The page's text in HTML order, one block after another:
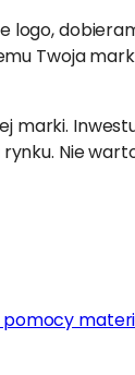
logo,
Twoja
marki.
Nie